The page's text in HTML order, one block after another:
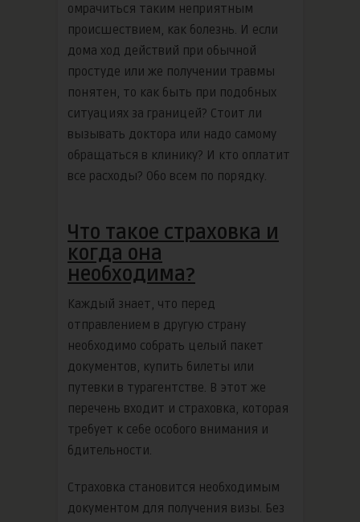
омрачиться таким неприятным
происшествием, как болезнь. И если
дома ход действий при обычной
простуде или же получении травмы
понятен, то как быть при подобных
ситуациях за границей? Стоит ли
вызывать доктора или надо самому
обращаться в клинику? И кто оплатит
все расходы? Обо всем по порядку.
Что такое страховка и
когда она
необходима?
Каждый знает, что перед
отправлением в другую страну
необходимо собрать целый пакет
документов, купить билеты или
путевки в турагентстве. В этот же
перечень входит и страховка, которая
требует к себе особого внимания и
бдительности.
Страховка становится необходимым
документом для получения визы. Без